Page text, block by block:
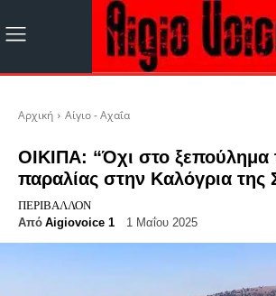
Αρχική Αίγιο - Αχαΐα
ΟΙΚΙΠΑ: “Όχι στο ξεπούλημα
παραλίας στην Καλόγρια της
ΠΕΡΙΒΆΛΛΟΝ
Από Aigiovoice 1 1 Μαΐου 2025